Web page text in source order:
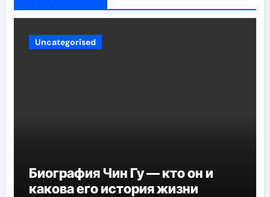
Uncategorised
Биография Чин Гу — кто он и
какова его история жизни